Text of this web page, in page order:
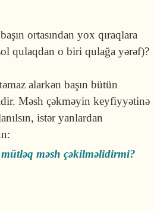
ortasından yox qıraqlara
qulaqdan o biri qulağa yərəf)?
alarkən başın bütün
Məsh çəkməyin keyfiyyətinə
istər yanlardan
məsh çəkilməlidirmi?